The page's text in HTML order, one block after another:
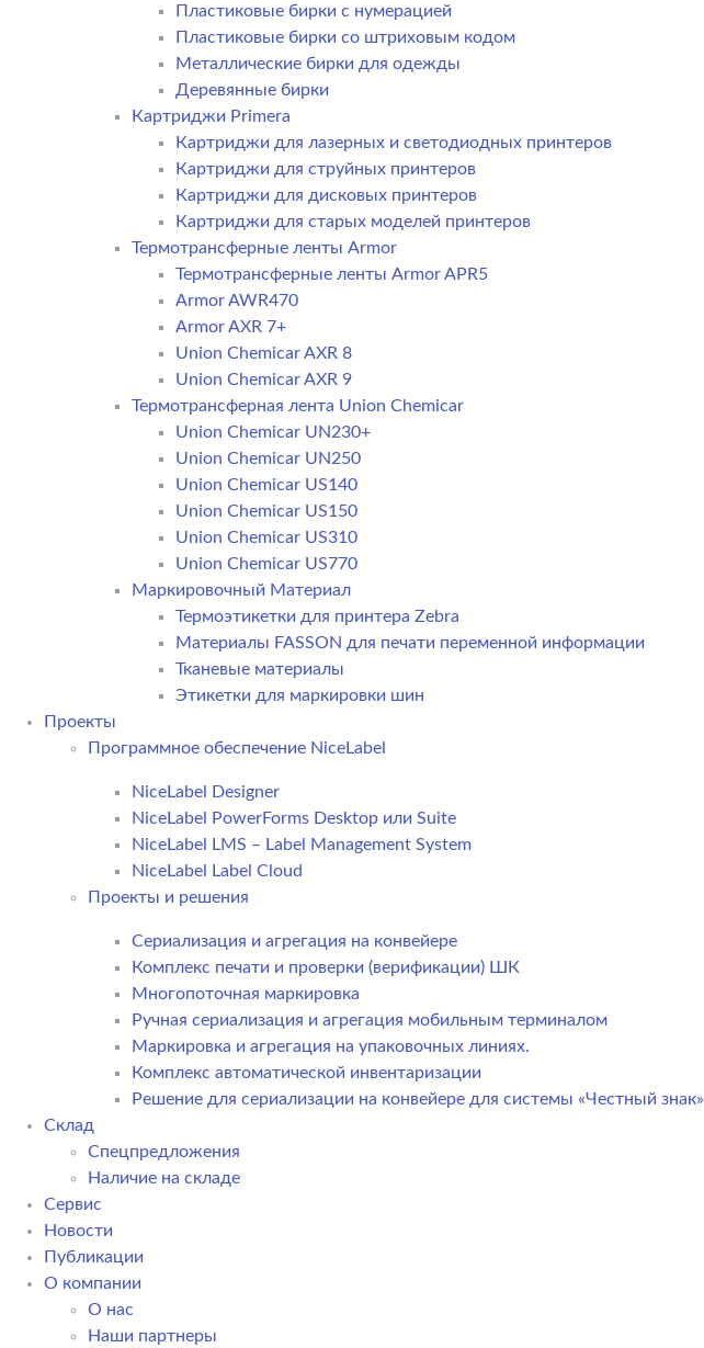
Пластиковые бирки с нумерацией
Пластиковые бирки со штриховым кодом
Металлические бирки для одежды
Деревянные бирки
Картриджи Primera
Картриджи для лазерных и светодиодных принтеров
Картриджи для струйных принтеров
Картриджи для дисковых принтеров
Картриджи для старых моделей принтеров
Термотрансферные ленты Armor
Термотрансферные ленты Armor APR5
Armor AWR470
Armor AXR 7+
Union Chemicar AXR 8
Union Chemicar AXR 9
Термотрансферная лента Union Chemicar
Union Chemicar UN230+
Union Chemicar UN250
Union Chemicar US140
Union Chemicar US150
Union Chemicar US310
Union Chemicar US770
Маркировочный Материал
Термоэтикетки для принтера Zebra
Материалы FASSON для печати переменной информации
Тканевые материалы
Этикетки для маркировки шин
Проекты
Программное обеспечение NiceLabel
NiceLabel Designer
NiceLabel PowerForms Desktop или Suite
NiceLabel LMS – Label Management System
NiceLabel Label Cloud
Проекты и решения
Сериализация и агрегация на конвейере
Комплекс печати и проверки (верификации) ШК
Многопоточная маркировка
Ручная сериализация и агрегация мобильным терминалом
Маркировка и агрегация на упаковочных линиях.
Комплекс автоматической инвентаризации
Решение для сериализации на конвейере для системы «Честный знак»
Склад
Спецпредложения
Наличие на складе
Сервис
Новости
Публикации
О компании
О нас
Наши партнеры